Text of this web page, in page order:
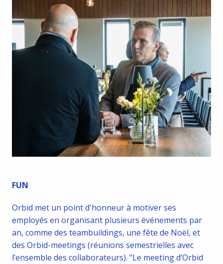
FUN
Orbid met un point d'honneur à motiver ses
employés en organisant plusieurs événements par
an, comme des teambuildings, une fête de Noël, et
des Orbid-meetings (réunions semestrielles avec
l’ensemble des collaborateurs). "Le meeting d’Orbid